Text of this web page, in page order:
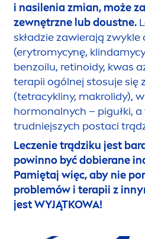
i nasilenia zmian, może
zewnętrzne lub doustne.
składzie zawierają
(erytromycynę,
benzoilu, retinoidy, kwas
terapii ogólnej stosuje się
(tetracykliny, makrolidy),
hormonalnych – pigułki,
trudniejszych postaci
Leczenie trądziku jest
powinno być dobierane
Pamiętaj więc, aby nie
problemów i terapii z
jest WYJĄTKOWA!